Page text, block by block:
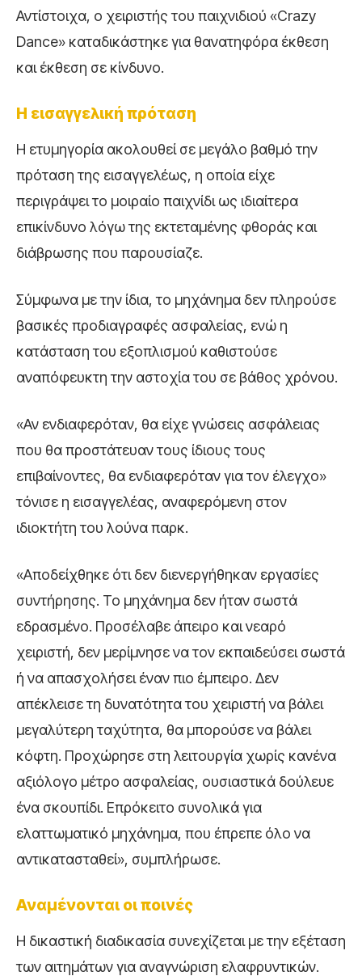
Αντίστοιχα, ο χειριστής του παιχνιδιού «Crazy
Dance» καταδικάστηκε για θανατηφόρα έκθεση
και έκθεση σε κίνδυνο.
Η εισαγγελική πρόταση
Η ετυμηγορία ακολουθεί σε μεγάλο βαθμό την
πρόταση της εισαγγελέως, η οποία είχε
περιγράψει το μοιραίο παιχνίδι ως ιδιαίτερα
επικίνδυνο λόγω της εκτεταμένης φθοράς και
διάβρωσης που παρουσίαζε.
Σύμφωνα με την ίδια, το μηχάνημα δεν πληρούσε
βασικές προδιαγραφές ασφαλείας, ενώ η
κατάσταση του εξοπλισμού καθιστούσε
αναπόφευκτη την αστοχία του σε βάθος χρόνου.
«Αν ενδιαφερόταν, θα είχε γνώσεις ασφάλειας
που θα προστάτευαν τους ίδιους τους
επιβαίνοντες, θα ενδιαφερόταν για τον έλεγχο»
τόνισε η εισαγγελέας, αναφερόμενη στον
ιδιοκτήτη του λούνα παρκ.
«Αποδείχθηκε ότι δεν διενεργήθηκαν εργασίες
συντήρησης. Το μηχάνημα δεν ήταν σωστά
εδρασμένο. Προσέλαβε άπειρο και νεαρό
χειριστή, δεν μερίμνησε να τον εκπαιδεύσει σωστά
ή να απασχολήσει έναν πιο έμπειρο. Δεν
απέκλεισε τη δυνατότητα του χειριστή να βάλει
μεγαλύτερη ταχύτητα, θα μπορούσε να βάλει
κόφτη. Προχώρησε στη λειτουργία χωρίς κανένα
αξιόλογο μέτρο ασφαλείας, ουσιαστικά δούλευε
ένα σκουπίδι. Επρόκειτο συνολικά για
ελαττωματικό μηχάνημα, που έπρεπε όλο να
αντικατασταθεί», συμπλήρωσε.
Αναμένονται οι ποινές
Η δικαστική διαδικασία συνεχίζεται με την εξέταση
των αιτημάτων για αναγνώριση ελαφρυντικών.